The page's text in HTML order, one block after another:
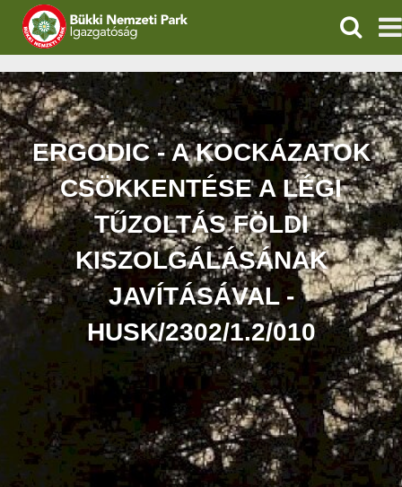
IGAZGATÓSÁG
TERMÉSZETVÉDELEM
VÍZVÉDELEM
ÖKOTURIZMUS
OKTATÁS
GEOPARKOK
KAPCSOLAT
ERGODIC - A KOCKÁZATOK
CSÖKKENTÉSE A LÉGI
TŰZOLTÁS FÖLDI
KISZOLGÁLÁSÁNAK
JAVÍTÁSÁVAL -
HUSK/2302/1.2/010